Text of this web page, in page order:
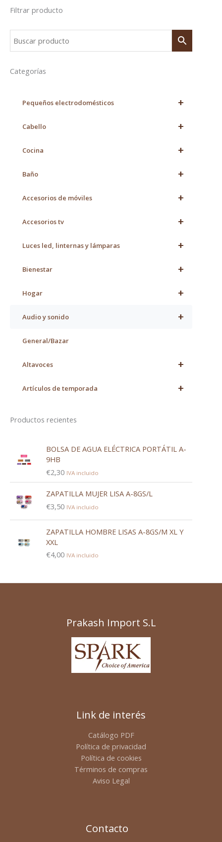
Filtrar producto
Categorías
+
Pequeños electrodomésticos
+
Cabello
+
Cocina
+
Baño
+
Accesorios de móviles
+
Accesorios tv
+
Luces led, linternas y lámparas
+
Bienestar
+
Hogar
+
Audio y sonido
General/Bazar
+
Altavoces
+
Artículos de temporada
Productos recientes
BOLSA DE AGUA ELÉCTRICA PORTÁTIL A-
9HB
€2,30 IVA incluido
ZAPATILLA MUJER LISA A-8GS/L
€3,50 IVA incluido
ZAPATILLA HOMBRE LISAS A-8GS/M XL Y
XXL
€4,00 IVA incluido
Prakash Import S.L
Link de interés
Catálogo PDF
Política de privacidad
Política de cookies
Términos de compras
Aviso Legal
Contacto